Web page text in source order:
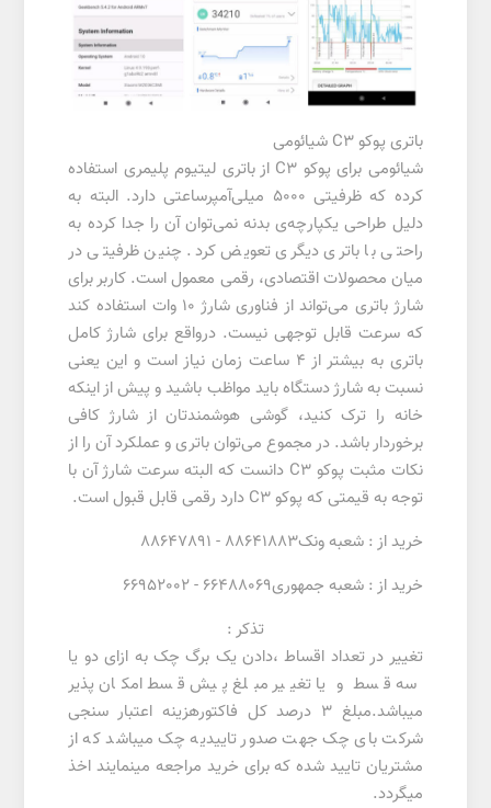
باتری پوکو C3 شیائومی
شیائومی برای پوکو C3 از باتری لیتیوم پلیمری استفاده
کرده که ظرفیتی ۵۰۰۰ میلی‌آمپرساعتی دارد. البته به
دلیل طراحی یکپارچه‌ی بدنه نمی‌توان آن را جدا کرده به
راحتی با باتری دیگری تعویض کرد. چنین ظرفیتی در
میان محصولات اقتصادی، رقمی معمول است. کاربر برای
شارژ باتری می‌تواند از فناوری شارژ ۱۰ وات استفاده کند
که سرعت قابل توجهی نیست. درواقع برای شارژ کامل
باتری به بیشتر از ۴ ساعت زمان نیاز است و این یعنی
نسبت به شارژ دستگاه باید مواظب باشید و پیش از اینکه
خانه را ترک کنید، گوشی هوشمندتان از شارژ کافی
برخوردار باشد. در مجموع می‌توان باتری و عملکرد آن را از
نکات مثبت پوکو C3 دانست که البته سرعت شارژ آن با
توجه به قیمتی که پوکو C3 دارد رقمی قابل قبول است.
خرید از : شعبه ونک88641883 - 88647891
خرید از : شعبه جمهوری66488069 - 66952002
تذکر :
تغییر در تعداد اقساط ،دادن یک برگ چک به ازای دو یا
سه قسط و یا تغییر مبلغ پیش قسط امکان پذیر
میباشد.مبلغ 3 درصد کل فاکتورهزینه اعتبار سنجی
شرکت بای چک جهت صدور تاییدیه چک میباشد که از
مشتریان تایید شده که برای خرید مراجعه مینمایند اخذ
میگردد.